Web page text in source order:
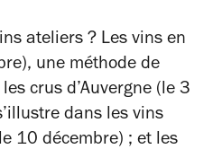
ateliers ? Les vins en
une méthode de
crus d’Auvergne (le 3
dans les vins
10 décembre) ; et les